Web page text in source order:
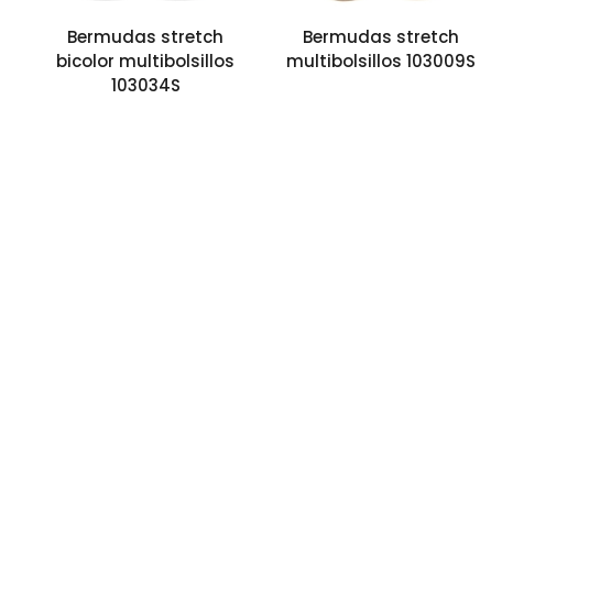
Bermudas stretch
bicolor multibolsillos
103034S
Bermudas stretch
multibolsillos 103009S